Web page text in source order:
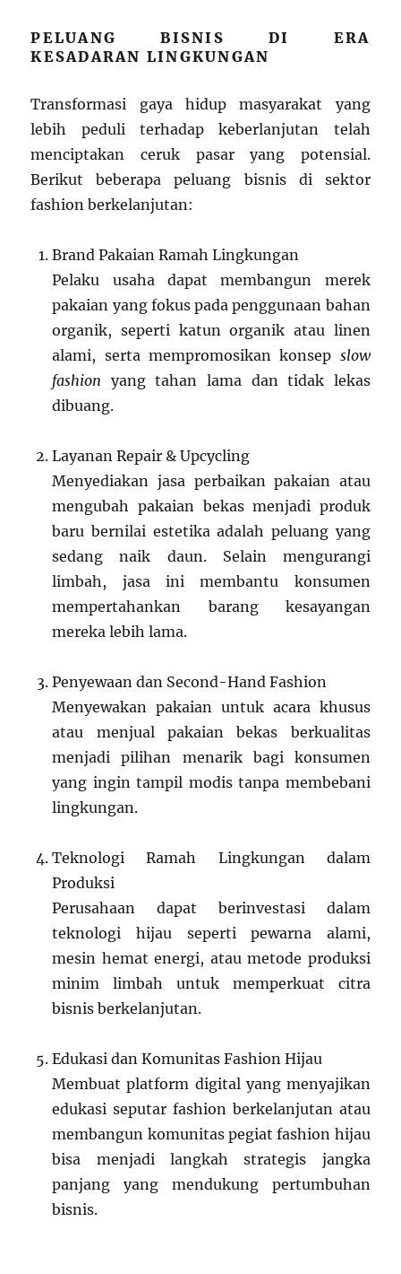
PELUANG BISNIS DI ERA
KESADARAN LINGKUNGAN
Transformasi gaya hidup masyarakat yang
lebih peduli terhadap keberlanjutan telah
menciptakan ceruk pasar yang potensial.
Berikut beberapa peluang bisnis di sektor
fashion berkelanjutan:
Brand Pakaian Ramah Lingkungan
Pelaku usaha dapat membangun merek
pakaian yang fokus pada penggunaan bahan
organik, seperti katun organik atau linen
alami, serta mempromosikan konsep slow
fashion yang tahan lama dan tidak lekas
dibuang.
Layanan Repair & Upcycling
Menyediakan jasa perbaikan pakaian atau
mengubah pakaian bekas menjadi produk
baru bernilai estetika adalah peluang yang
sedang naik daun. Selain mengurangi
limbah, jasa ini membantu konsumen
mempertahankan barang kesayangan
mereka lebih lama.
Penyewaan dan Second-Hand Fashion
Menyewakan pakaian untuk acara khusus
atau menjual pakaian bekas berkualitas
menjadi pilihan menarik bagi konsumen
yang ingin tampil modis tanpa membebani
lingkungan.
Teknologi Ramah Lingkungan dalam
Produksi
Perusahaan dapat berinvestasi dalam
teknologi hijau seperti pewarna alami,
mesin hemat energi, atau metode produksi
minim limbah untuk memperkuat citra
bisnis berkelanjutan.
Edukasi dan Komunitas Fashion Hijau
Membuat platform digital yang menyajikan
edukasi seputar fashion berkelanjutan atau
membangun komunitas pegiat fashion hijau
bisa menjadi langkah strategis jangka
panjang yang mendukung pertumbuhan
bisnis.